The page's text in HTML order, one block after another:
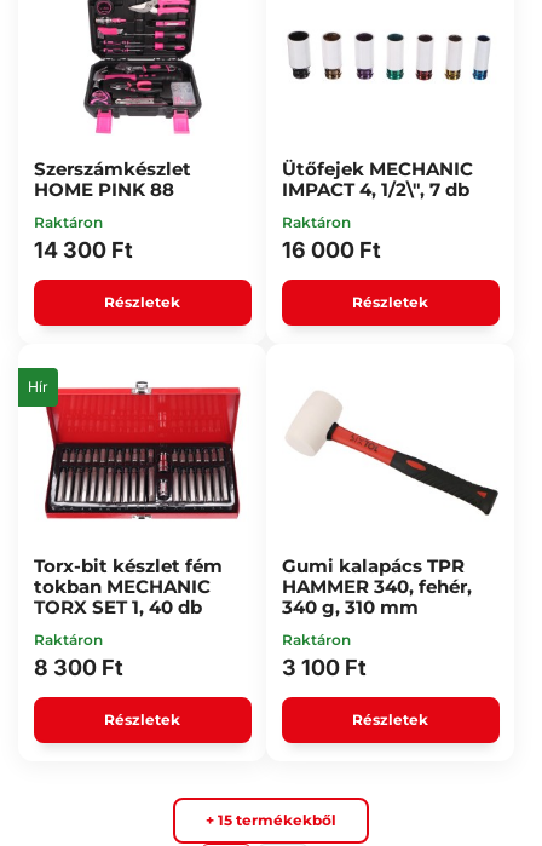
Szerszámkészlet
HOME PINK 88
Raktáron
14 300 Ft
Részletek
Ütőfejek MECHANIC
IMPACT 4, 1/2\", 7 db
Raktáron
16 000 Ft
Részletek
Hír
Torx-bit készlet fém
tokban MECHANIC
TORX SET 1, 40 db
Raktáron
8 300 Ft
Részletek
Gumi kalapács TPR
HAMMER 340, fehér,
340 g, 310 mm
Raktáron
3 100 Ft
Részletek
+ 15 termékekből